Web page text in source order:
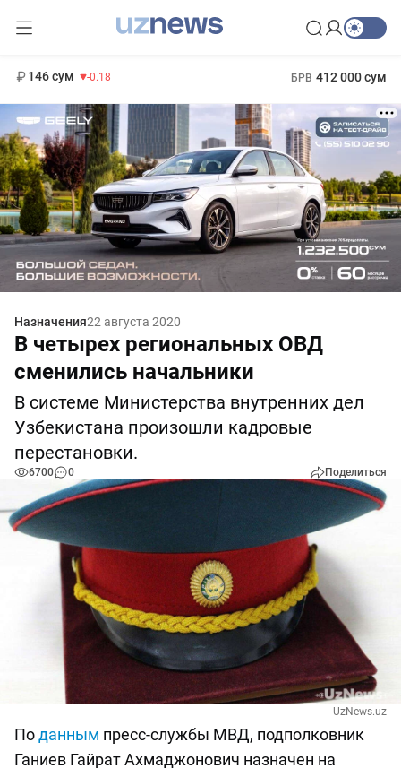
146 сум -0.18 БРВ 412 000 сум
Назначения22 августа 2020
В четырех региональных ОВД
сменились начальники
В системе Министерства внутренних дел
Узбекистана произошли кадровые
перестановки.
6700 0 Поделиться
UzNews.uz
Поданным пресс-службы МВД, подполковник
Ганиев Гайрат Ахмаджонович назначен на